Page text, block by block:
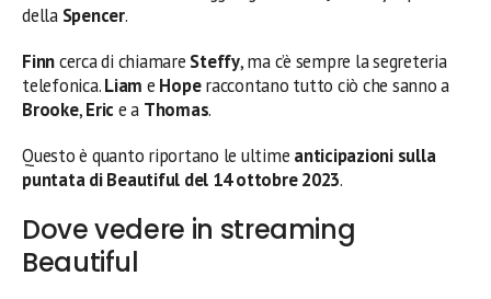
della Spencer.
Finncerca di chiamare Steffy, ma c’è sempre la segreteria
telefonica.Liam e Hoperaccontano tutto ciò che sanno a
Brooke,Eric e a Thomas.
Questo è quanto riportano le ultime anticipazioni sulla
puntata di Beautiful del 14 ottobre 2023.
Dove vedere in streaming
Beautiful